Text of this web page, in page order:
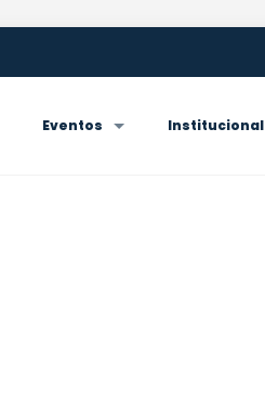
Eventos Institucional